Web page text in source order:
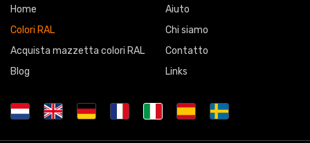
Home
Colori RAL
Acquista mazzetta colori RAL
Blog
Aiuto
Chi siamo
Contatto
Links